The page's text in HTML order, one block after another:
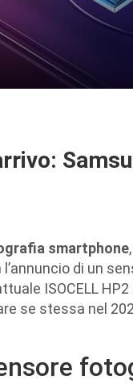
smartphone,
di un
ISOCELL
se stessa nel